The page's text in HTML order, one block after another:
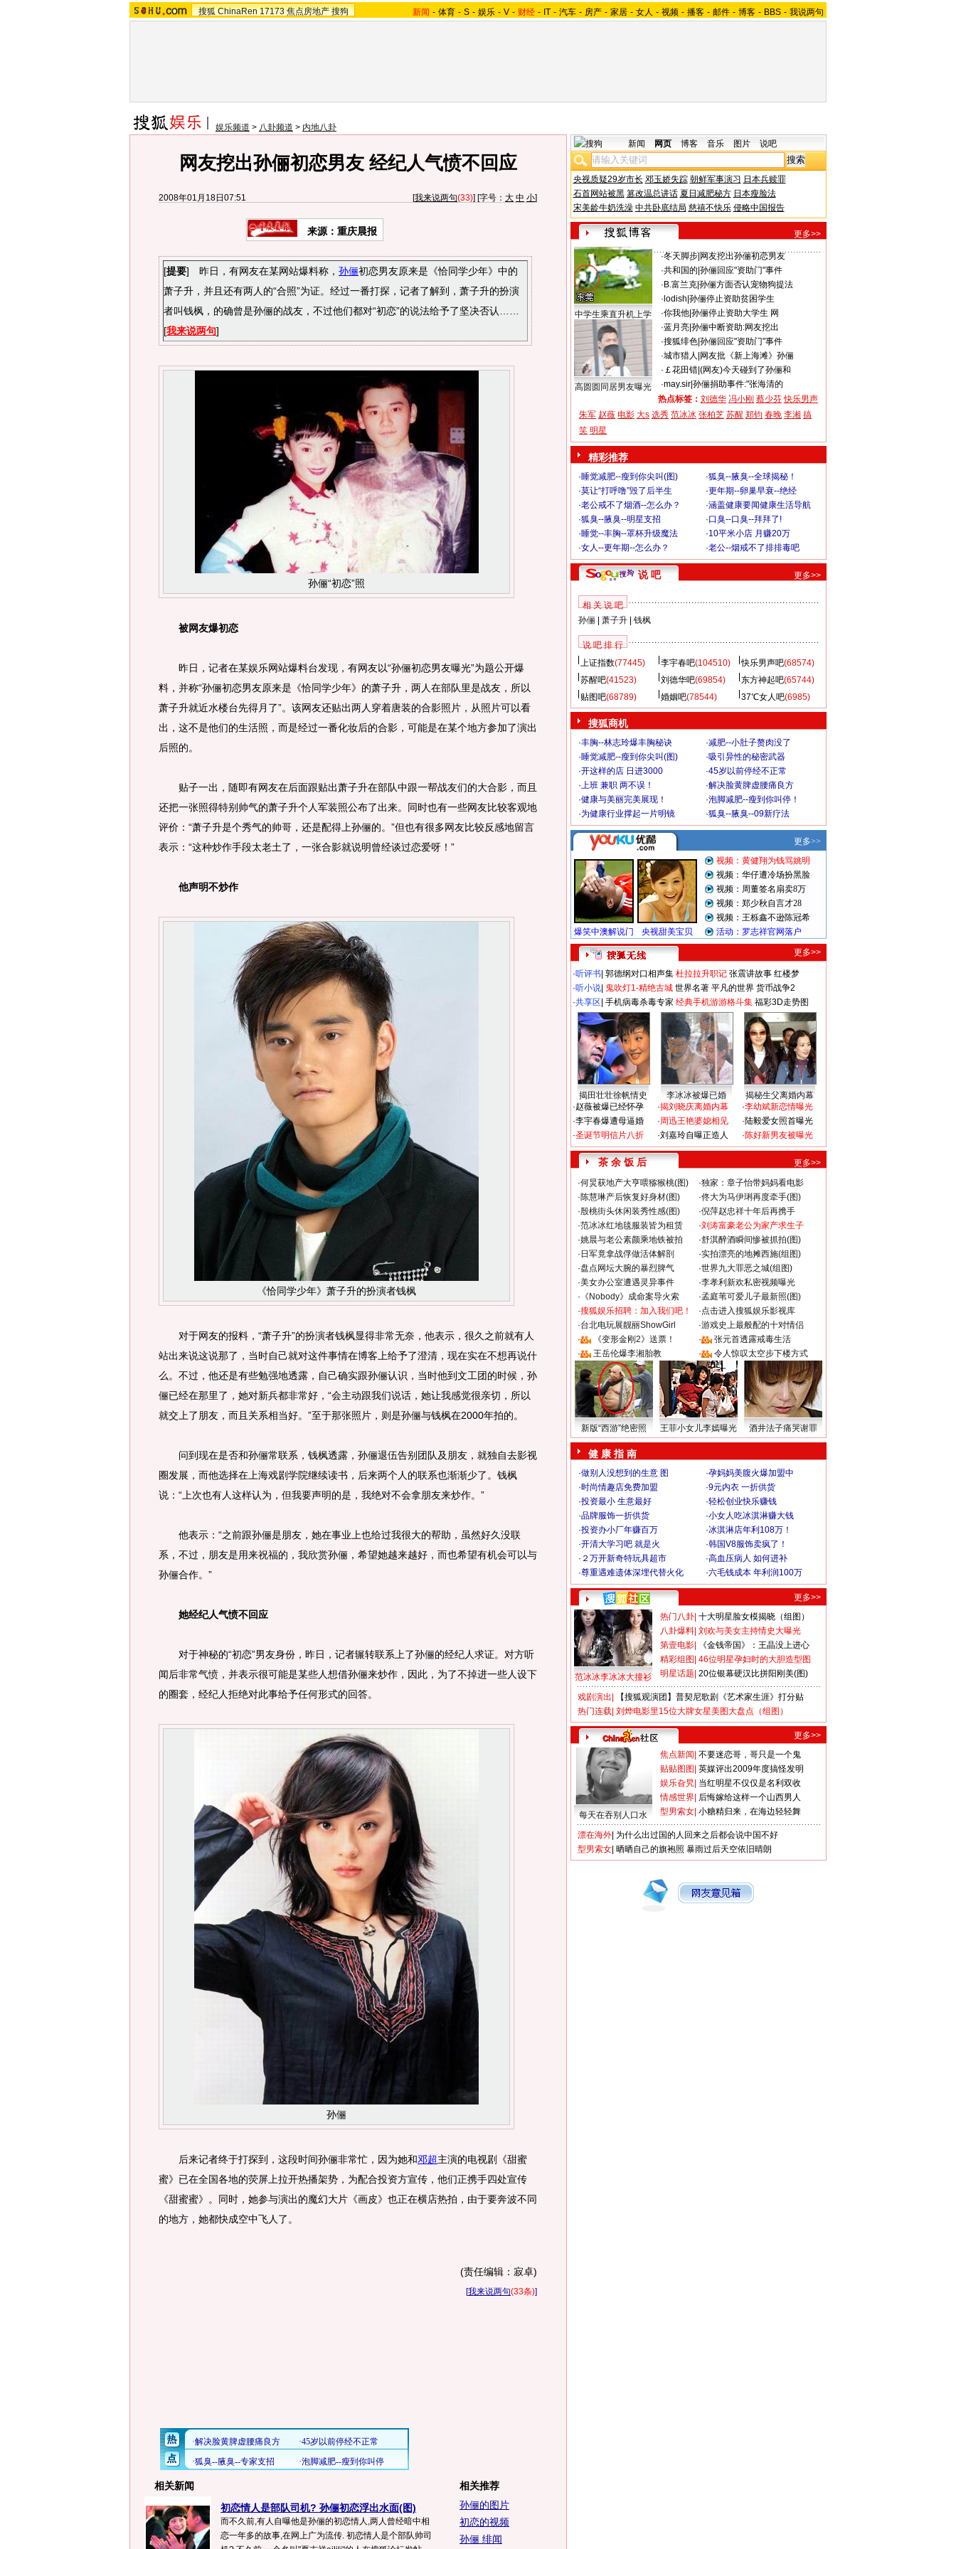
搜狐 ChinaRen 17173 焦点房地产 搜狗 新闻 - 体育 - S - 娱乐 - V - 财经 - IT - 汽车 - 房产 - 家居 - 女人 - 视频 - 播客 - 邮件 - 博客 - BBS - 我说两句
娱乐频道 > 八卦频道 > 内地八卦
网友挖出孙俪初恋男友 经纪人气愤不回应
2008年01月18日07:51 [我来说两句(33)] [字号： 大 中 小]
来源：重庆晨报
[提要] 昨日，有网友在某网站爆料称， 孙俪初恋男友原来是《恰同学少年》中的
萧子升，并且还有两人的“合照”为证。经过一番打探，记者了解到，萧子升的扮演
者叫钱枫，的确曾是孙俪的战友，不过他们都对“初恋”的说法给予了坚决否认……
[我来说两句]
孙俪“初恋”照
被网友爆初恋
昨日，记者在某娱乐网站爆料台发现，有网友以“孙俪初恋男友曝光”为题公开爆
料，并称“孙俪初恋男友原来是《恰同学少年》的萧子升，两人在部队里是战友，所以
萧子升就近水楼台先得月了”。该网友还贴出两人穿着唐装的合影照片，从照片可以看
出，这不是他们的生活照，而是经过一番化妆后的合影，可能是在某个地方参加了演出
后照的。
贴子一出，随即有网友在后面跟贴出萧子升在部队中跟一帮战友们的大合影，而且
还把一张照得特别帅气的萧子升个人军装照公布了出来。同时也有一些网友比较客观地
评价：“萧子升是个秀气的帅哥，还是配得上孙俪的。”但也有很多网友比较反感地留言
表示：“这种炒作手段太老土了，一张合影就说明曾经谈过恋爱呀！”
他声明不炒作
《恰同学少年》萧子升的扮演者钱枫
对于网友的报料，“萧子升”的扮演者钱枫显得非常无奈，他表示，很久之前就有人
站出来说这说那了，当时自己就对这件事情在博客上给予了澄清，现在实在不想再说什
么。不过，他还是有些勉强地透露，自己确实跟孙俪认识，当时他到文工团的时候，孙
俪已经在那里了，她对新兵都非常好，“会主动跟我们说话，她让我感觉很亲切，所以
就交上了朋友，而且关系相当好。”至于那张照片，则是孙俪与钱枫在2000年拍的。
问到现在是否和孙俪常联系，钱枫透露，孙俪退伍告别团队及朋友，就独自去影视
圈发展，而他选择在上海戏剧学院继续读书，后来两个人的联系也渐渐少了。钱枫
说：“上次也有人这样认为，但我要声明的是，我绝对不会拿朋友来炒作。”
他表示：“之前跟孙俪是朋友，她在事业上也给过我很大的帮助，虽然好久没联
系，不过，朋友是用来祝福的，我欣赏孙俪，希望她越来越好，而也希望有机会可以与
孙俪合作。”
她经纪人气愤不回应
对于神秘的“初恋”男友身份，昨日，记者辗转联系上了孙俪的经纪人求证。对方听
闻后非常气愤，并表示很可能是某些人想借孙俪来炒作，因此，为了不掉进一些人设下
的圈套，经纪人拒绝对此事给予任何形式的回答。
孙俪
后来记者终于打探到，这段时间孙俪非常忙，因为她和邓超主演的电视剧《甜蜜
蜜》已在全国各地的荧屏上拉开热播架势，为配合投资方宣传，他们正携手四处宣传
《甜蜜蜜》。同时，她参与演出的魔幻大片《画皮》也正在横店热拍，由于要奔波不同
的地方，她都快成空中飞人了。
(责任编辑：寂卓)
[我来说两句(33条)]
相关新闻
初恋情人是部队司机? 孙俪初恋浮出水面(图)
而不久前,有人自曝他是孙俪的初恋情人,两人曾经暗中相
恋一年多的故事,在网上广为流传. 初恋情人是个部队帅司
相关推荐
孙俪的图片
初恋的视频
孙俪 绯闻
新闻 网页 博客 音乐 图片 说吧
央视质疑29岁市长 邓玉娇失踪 朝鲜军事演习 日本兵赎罪
石首网站被黑 篡改温总讲话 夏日减肥秘方 日本瘦脸法
宋美龄牛奶洗澡 中共卧底结局 慈禧不快乐 侵略中国报告
更多>>
中学生乘直升机上学
高圆圆同居男友曝光
·冬天脚步| 网友挖出孙俪初恋男友
·共和国的 孙俪回应"资助门"事件
· B.富兰克| 孙俪方面否认宠物狗提法
· lodish 孙俪停止资助贫困学生
·你我他| 孙俪停止资助大学生 网
·蓝月亮| 孙俪中断资助:网友挖出
·搜狐绯色| 孙俪回应"资助门"事件
·城市猎人 网友批《新上海滩》孙俪
· ￡花田错| (网友)今天碰到了孙俪和
·may.sir| 孙俪捐助事件:"张海清的
热点标签： 刘德华 冯小刚 蔡少芬 快乐男声
朱军 赵薇 电影 大s 选秀 范冰冰 张柏芝 苏醒 郑钧 春晚 李湘 搞
笑 明星
精彩推荐
·睡觉减肥--瘦到你尖叫(图) ·狐臭--腋臭--全球揭秘！
·莫让“打呼噜”毁了后半生 ·更年期--卵巢早衰--绝经
·老公戒不了烟酒--怎么办？ ·涵盖健康要闻健康生活导航
·狐臭--腋臭--明星支招 ·口臭--口臭--拜拜了!
·睡觉--丰胸--罩杯升级魔法 ·10平米小店 月赚20万
·女人--更年期--怎么办？ ·老公--烟戒不了排排毒吧
说 吧 更多>>
相 关 说 吧
孙俪
萧子升| 钱枫
说 吧 排 行
上证指数(77445) 李宇春吧(104510) 快乐男声吧(68574)
苏醒吧(41523) 刘德华吧(69854) 东方神起吧(65744)
贴图吧(68789) 婚姻吧(78544) 37℃女人吧(6985)
搜狐商机
·丰胸--林志玲爆丰胸秘诀 ·减肥--小肚子赘肉没了
·睡觉减肥--瘦到你尖叫(图) ·吸引异性的秘密武器
·开这样的店 日进3000 ·45岁以前停经不正常
·上班 兼职 两不误！ ·解决脸黄脾虚腰痛良方
·健康与美丽完美展现！ ·泡脚减肥--瘦到你叫停！
·为健康行业撑起一片明镜 ·狐臭--腋臭--09新疗法
更多>>
·听评书 郭德纲对口相声集 杜拉拉升职记 张震讲故事 红楼梦
·听小说 鬼吹灯1-精绝古城 世界名著 平凡的世界 货币战争2
·共享区 手机病毒杀毒专家 经典手机游游格斗集 福彩3D走势图
揭田壮壮徐帆情史 李冰冰被爆已婚
揭秘生父离婚内幕
·赵薇被爆已经怀孕
·李宇春爆遭母逼婚
·圣诞节明信片八折
·揭刘晓庆离婚内幕
·周迅王艳婆媳相见
·刘嘉玲自曝正造人
·李幼斌新恋情曝光
·陆毅爱女照首曝光
·陈好新男友被曝光
茶 余 饭 后
更多>>
·何炅获地产大亨喂猕猴桃(图) ·独家：章子怡带妈妈看电影
·陈慧琳产后恢复好身材(图) ·佟大为马伊琍再度牵手(图)
·殷桃街头休闲装秀性感(图) ·倪萍赵忠祥十年后再携手
·范冰冰红地毯服装皆为租赁 ·刘涛富豪老公为家产求生子
·姚晨与老公素颜乘地铁被拍 ·舒淇醉酒瞬间惨被抓拍(图)
· 日军竟拿战俘做活体解剖 ·实拍漂亮的地摊西施(组图)
·盘点网坛大腕的暴烈脾气 ·世界九大罪恶之城(组图)
·美女办公室遭遇灵异事件 ·李孝利新欢私密视频曝光
· 《Nobody》成命案导火索 ·孟庭苇可爱儿子最新照(图)
·搜狐娱乐招聘：加入我们吧！ ·点击进入搜狐娱乐影视库
·台北电玩展靓丽ShowGirl ·游戏史上最般配的十对情侣
·
《变形金刚2》送票！ ·
张元首透露戒毒生活
·
王岳伦爆李湘胎教 · 令人惊叹太空步下楼方式
新版“西游”绝密照 王菲小女儿李嫣曝光 酒井法子痛哭谢罪
健 康 指 南
·做别人没想到的生意 图 ·孕妈妈美腹火爆加盟中
·时尚情趣店免费加盟 ·9元内衣 一折供货
·投资最小 生意最好 ·轻松创业快乐赚钱
·品牌服饰一折供货 ·小女人吃冰淇淋赚大钱
·投资办小厂年赚百万 ·冰淇淋店年利108万！
·开清大学习吧 就是火 ·韩国V8服饰卖疯了！
· ２万开新奇特玩具超市 ·高血压病人 如何进补
·尊重遇难遗体深埋代替火化 ·六毛钱成本 年利润100万
更多>>
范冰冰李冰冰大撞衫
热门八卦 十大明星脸女模揭晓（组图）
八卦爆料 刘欢与美女主持情史大曝光
第壹电影
《金钱帝国》：王晶没上进心
精彩组图 46位明星孕妇时的大胆造型图
明星话题 20位银幕硬汉比拼阳刚美(图)
戏剧演出
【搜狐观演团】普契尼歌剧《艺术家生涯》打分贴
热门连载 刘烨电影里15位大牌女星美图大盘点（组图）
更多>>
每天在吞别人口水
焦点新闻 不要迷恋哥，哥只是一个鬼
贴贴图图 英媒评出2009年度搞怪发明
娱乐旮旯 当红明星不仅仅是名利双收
情感世界 后悔嫁给这样一个山西男人
型男索女 小糖精归来，在海边轻轻舞
漂在海外 为什么出过国的人回来之后都会说中国不好
型男索女 晒晒自己的旗袍照 暴雨过后天空依旧晴朗